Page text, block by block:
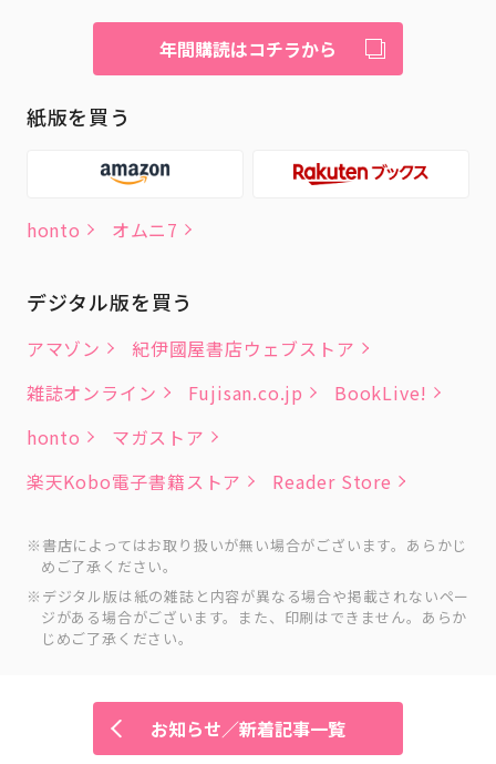
年間購読はコチラから
紙版を買う
honto オムニ7
デジタル版を買う
アマゾン
紀伊國屋書店ウェブストア
雑誌オンライン
Fujisan.co.jp
BookLive!
honto
マガストア
楽天Kobo電子書籍ストア
Reader Store
書店によってはお取り扱いが無い場合がございます。あらかじ
めご了承ください。
デジタル版は紙の雑誌と内容が異なる場合や掲載されないペー
ジがある場合がございます。また、印刷はできません。あらか
じめご了承ください。
お知らせ／新着記事一覧